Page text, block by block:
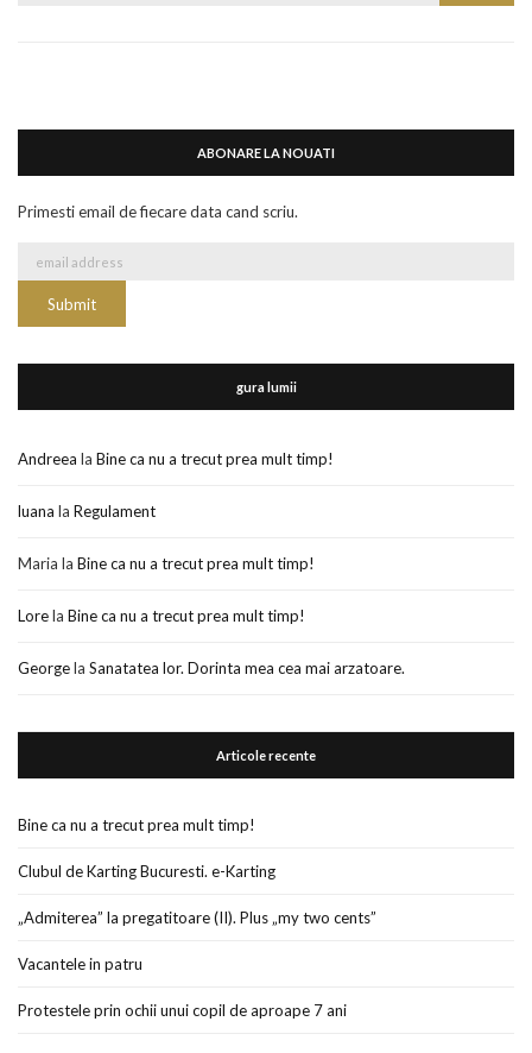
ABONARE LA NOUATI
Primesti email de fiecare data cand scriu.
gura lumii
Andreea la Bine ca nu a trecut prea mult timp!
luana la Regulament
Maria la Bine ca nu a trecut prea mult timp!
Lorela Bine ca nu a trecut prea mult timp!
Georgela Sanatatea lor. Dorinta mea cea mai arzatoare.
Articole recente
Bine ca nu a trecut prea mult timp!
Clubul de Karting Bucuresti. e-Karting
„Admiterea” la pregatitoare (II). Plus „my two cents”
Vacantele in patru
Protestele prin ochii unui copil de aproape 7 ani